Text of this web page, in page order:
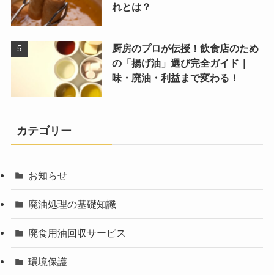
れとは？
厨房のプロが伝授！飲食店のため
の「揚げ油」選び完全ガイド｜
味・廃油・利益まで変わる！
カテゴリー
お知らせ
廃油処理の基礎知識
廃食用油回収サービス
環境保護